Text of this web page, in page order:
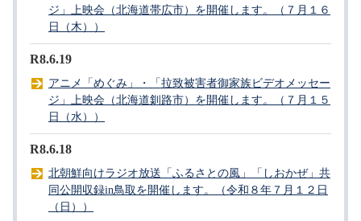
ジ」上映会（北海道帯広市）を開催します。（７月１６
日（木））
R8.6.19
アニメ「めぐみ」・「拉致被害者御家族ビデオメッセー
ジ」上映会（北海道釧路市）を開催します。（７月１５
日（水））
R8.6.18
北朝鮮向けラジオ放送「ふるさとの風」「しおかぜ」共
同公開収録in鳥取を開催します。（令和８年７月１２日
（日））